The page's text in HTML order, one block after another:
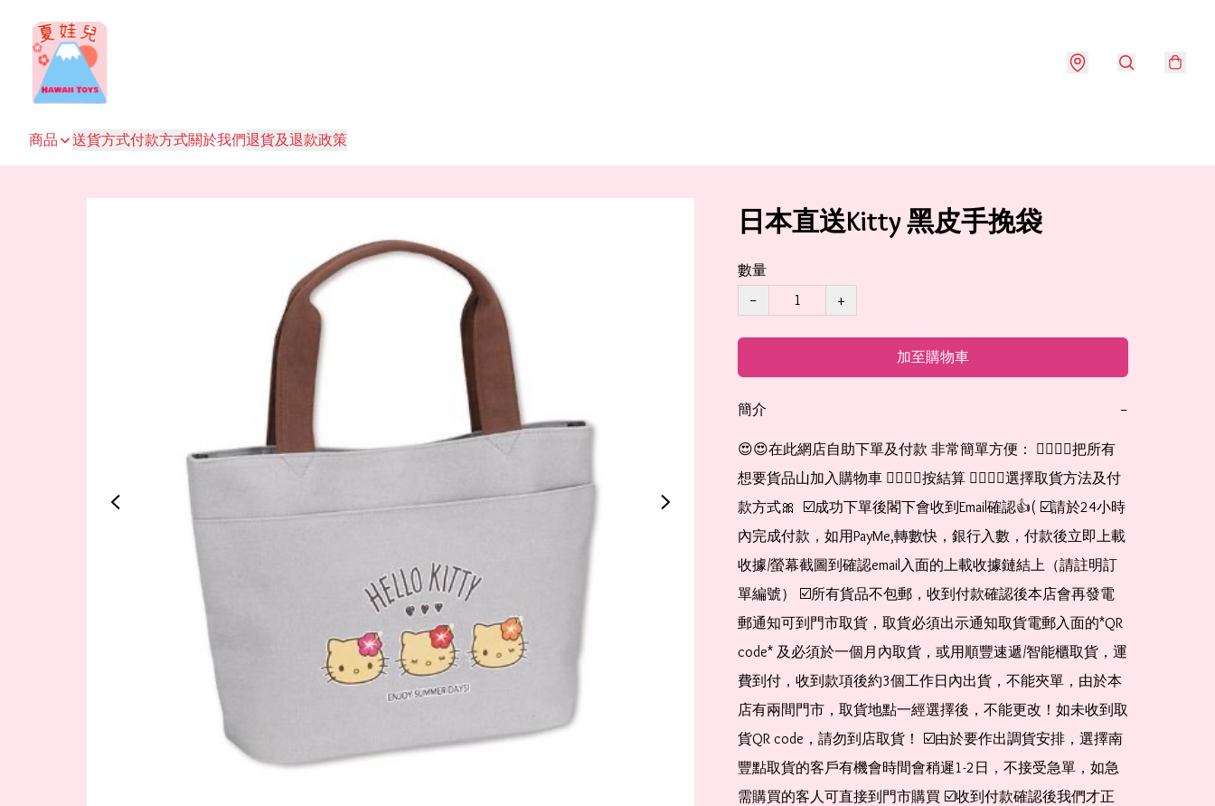
商品 送貨方式付款方式關於我們退貨及退款政策
日本直送Kitty 黑皮手挽袋
數量
−
+
加至購物車
簡介 −
😍😍在此網店自助下單及付款 非常簡單方便： 👉🏻👉🏻把所有
想要貨品山加入購物車 👉🏻👉🏻按結算 👉🏻👉🏻選擇取貨方法及付
款方式🎀  ☑️成功下單後閣下會收到Email確認👍( ☑️請於24小時
內完成付款，如用PayMe,轉數快，銀行入數，付款後立即上載
收據/螢幕截圖到確認email入面的上載收據鏈結上（請註明訂
單編號） ☑️所有貨品不包郵，收到付款確認後本店會再發電
郵通知可到門市取貨，取貨必須出示通知取貨電郵入面的*QR
code* 及必須於一個月內取貨，或用順豐速遞/智能櫃取貨，運
費到付，收到款項後約3個工作日內出貨，不能夾單，由於本
店有兩間門市，取貨地點一經選擇後，不能更改！如未收到取
貨QR code，請勿到店取貨！ ☑️由於要作出調貨安排，選擇南
豐點取貨的客戶有機會時間會稍遲1-2日，不接受急單，如急
需購買的客人可直接到門市購買 ☑️收到付款確認後我們才正